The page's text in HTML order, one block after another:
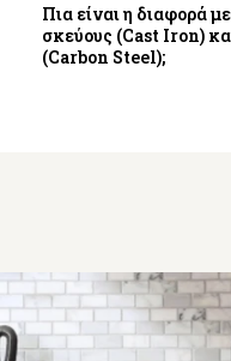
Πια είναι η διαφορά
σκεύους (Cast Iron)
(Carbon Steel);